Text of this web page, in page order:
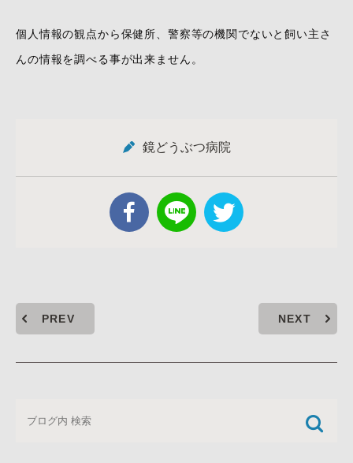
個人情報の観点から保健所、警察等の機関でないと飼い主さ
んの情報を調べる事が出来ません。
鏡どうぶつ病院
PREV NEXT